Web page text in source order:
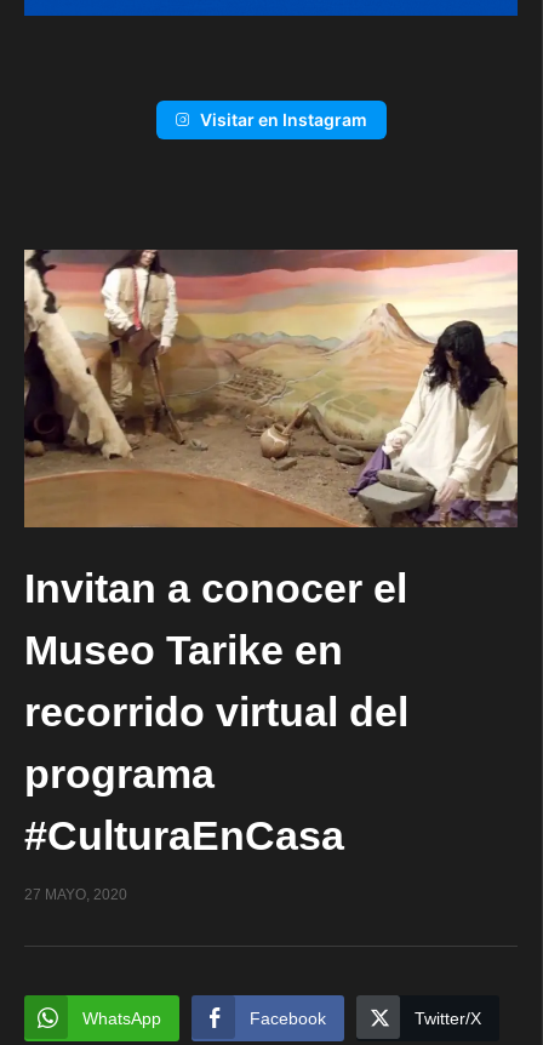
Visitar en Instagram
Invitan a conocer el
Museo Tarike en
recorrido virtual del
programa
#CulturaEnCasa
27 MAYO, 2020
WhatsApp Facebook Twitter/X